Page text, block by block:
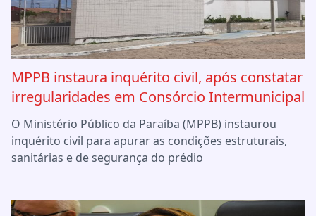
MPPB instaura inquérito civil, após constatar
irregularidades em Consórcio Intermunicipal
O Ministério Público da Paraíba (MPPB) instaurou
inquérito civil para apurar as condições estruturais,
sanitárias e de segurança do prédio